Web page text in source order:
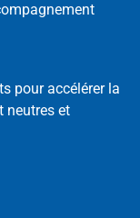
pour accélérer la
neutres et